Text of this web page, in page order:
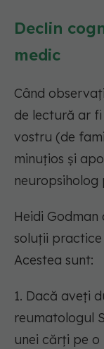
Declin
medic
Când
de lectură ar
vostru (de
minuțios și
Heidi
soluții
Acestea sunt:
1. Dacă aveți
reumatologul
unei cărți pe